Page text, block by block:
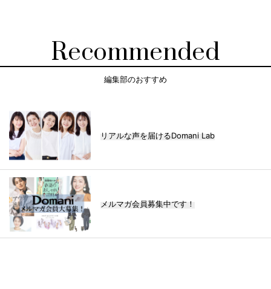
Recommended
編集部のおすすめ
リアルな声を届けるDomani Lab
メルマガ会員募集中です！